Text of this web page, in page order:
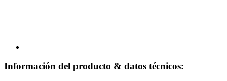
Información del producto & datos técnicos: